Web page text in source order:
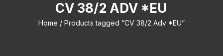
CV 38/2 ADV *EU
Home / Products tagged “CV 38/2 Adv *EU”